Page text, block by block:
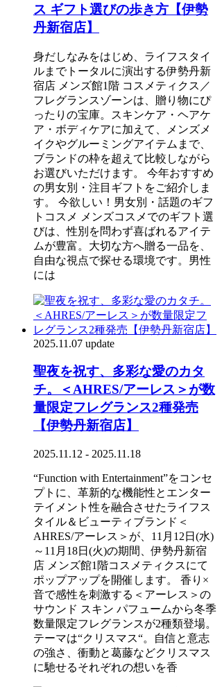
ス ギフト選びの歩き方【伊勢
丹新宿店】
身だしなみをはじめ、ライフスタイ
ルまでトータルに演出する伊勢丹新
宿店 メンズ館1階 コスメティクス／
フレグランスゾーンは、贈り物にぴ
ったりの宝庫。スキンケア・ヘアケ
ア・ボディケアに加えて、メンズメ
イクやグルーミングアイテムまで、
ブランドの枠を超えて比較しながら
お選びいただけます。 今年おすすめ
の男女別・注目ギフトをご紹介しま
す。 今欲しい！男女別・話題のギフ
トコスメ メンズコスメでのギフト選
びは、性別を問わず喜ばれるアイテ
ムが豊富。大切な方へ贈る一品を、
自由な視点で探せる環境です。男性
には
2025.11.07 update
聖夜を祝す、多彩な愛のカタ
チ。＜AHRES/アーレス＞が数
量限定フレグランス2種発売
【伊勢丹新宿店】
2025.11.12 - 2025.11.18
“Function with Entertainment”をコンセ
プトに、革新的な機能性とエンター
テイメント性を融合させたライフス
タイル＆ビューティブランド＜
AHRES/アーレス＞が、11月12日(水)
～11月18日(火)の期間、伊勢丹新宿
店 メンズ館1階コスメティクスにて
ポップアップを開催します。 香り×
音で感性を刺激する＜アーレス＞の
サウンド スキン パフュームから冬季
数量限定フレグランスが2種類登場。
テーマは“クリスマス“。自信と意志
の強さ、衝動と葛藤などクリスマス
に馳せるそれぞれの想いを香